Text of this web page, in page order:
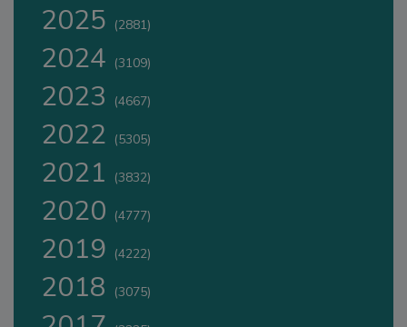
2025 (2881)
2024 (3109)
2023 (4667)
2022 (5305)
2021 (3832)
2020 (4777)
2019 (4222)
2018 (3075)